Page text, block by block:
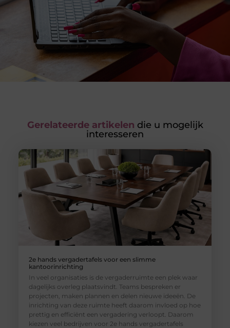
Gerelateerde artikelen die u mogelijk
interesseren
2e hands vergadertafels voor een slimme
kantoorinrichting
In veel organisaties is de vergaderruimte een plek waar
dagelijks overleg plaatsvindt. Teams bespreken er
projecten, maken plannen en delen nieuwe ideeën. De
inrichting van deze ruimte heeft daarom invloed op hoe
prettig en efficiënt een vergadering verloopt. Daarom
kiezen veel bedrijven voor 2e hands vergadertafels